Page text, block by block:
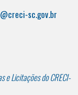
sc.gov.br
e Licitações do CRECI-